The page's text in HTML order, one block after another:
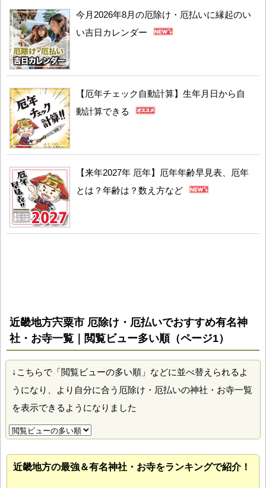
今月2026年8月の厄除け・厄払いに縁起のい
い吉日カレンダー
【厄年チェック自動計算】生年月日から自
動計算できる
【来年2027年 厄年】厄年年齢早見表、厄年
とは？年齢は？数え方など
近畿地方宍粟市 厄除け・厄払いでおすすめ有名神
社・お寺一覧｜閲覧ビュー多い順（ページ1）
↓こちらで「閲覧ビューの多い順」などに並べ替えられるよ
うになり、より自分に合う厄除け・厄払いの神社・お寺一覧
を表示できるようになりました
近畿地方の最強＆有名神社・お寺をランキングで紹介！